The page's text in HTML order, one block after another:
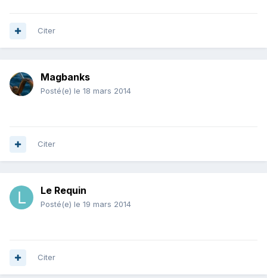
Citer
Magbanks
Posté(e) le 18 mars 2014
Citer
Le Requin
Posté(e) le 19 mars 2014
Citer